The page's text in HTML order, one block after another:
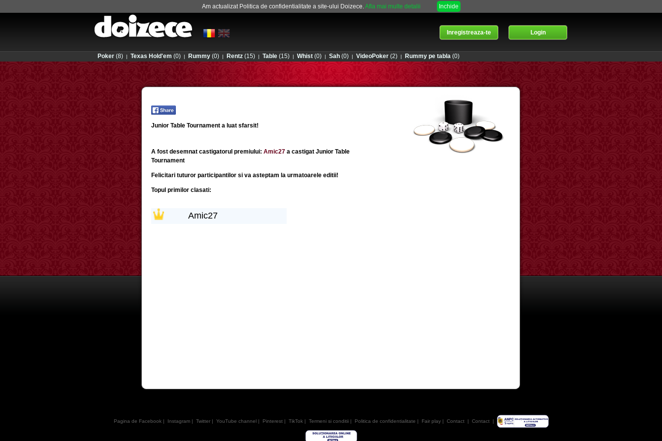
Am actualizat Politica de confidentialitate a site-ului Doizece.Afla mai multe detalii Inchide
Login
Inregistreaza-te
Poker (8) | Texas Hold'em (0) | Rummy (0) | Rentz (15) | Table (15) | Whist (0) | Sah (0) | VideoPoker (2) | Rummy pe tabla (0)
Junior Table Tournament a luat sfarsit!
A fost desemnat castigatorul premiului: Amic27 a castigat Junior Table
Tournament
Felicitari tuturor participantilor si va asteptam la urmatoarele editii!
Topul primilor clasati:
Amic27
Pagina de Facebook| Instagram| Twitter| YouTube channel| Pinterest| TikTok| Termeni si conditii| Politica de confidentialitate | Fair play| Contact| Contact|